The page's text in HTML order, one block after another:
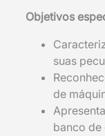
Objetivos
suas
de
banco de